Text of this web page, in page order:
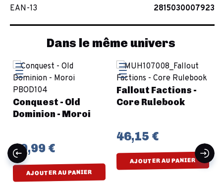
EAN-13 2815030007923
Dans le même univers
- Old
- Moroi
€
AU PANIER
Fallout Factions -
Core Rulebook
46,15 €
AJOUTER AU PANIER
18,00